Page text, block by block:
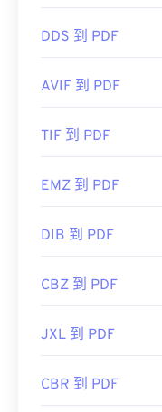
DDS 到 PDF
AVIF 到 PDF
TIF 到 PDF
EMZ 到 PDF
DIB 到 PDF
CBZ 到 PDF
JXL 到 PDF
CBR 到 PDF